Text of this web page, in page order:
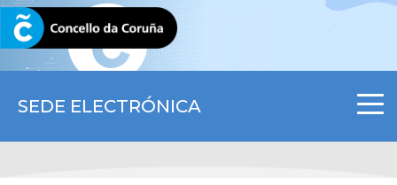
SEDE ELECTRÓNICA
CORUNA.GAL